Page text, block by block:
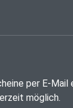
per E-Mail
möglich.